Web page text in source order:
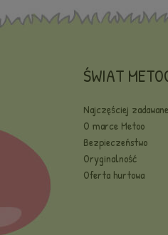
ŚWIAT
Najczęściej
O marce Metoo
Bezpieczeństwo
Oryginalność
Oferta hurtowa